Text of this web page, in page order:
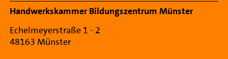
Footer Navigation
Handwerkskammer Bildungszentrum Münster
Echelmeyerstraße 1 - 2
48163 Münster